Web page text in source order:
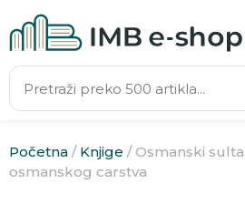
Početna / Knjige / Osmanski
osmanskog carstva